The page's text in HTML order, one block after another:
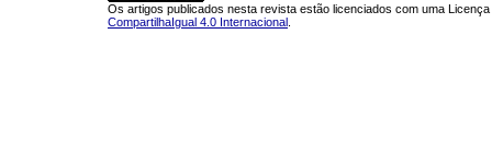
Os artigos publicados nesta revista estão licenciados com uma Licença
CompartilhaIgual 4.0 Internacional